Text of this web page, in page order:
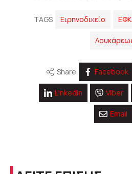
TAGS Ειρηνοδικείο
Share Facebook
Linkedin Viber
Email